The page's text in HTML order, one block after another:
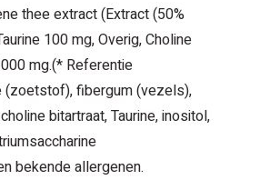
thee extract (Extract (50%
100 mg, Overig, Choline
mg.(* Referentie
(zoetstof), fibergum (vezels),
bitartraat, Taurine, inositol,
bekende allergenen.